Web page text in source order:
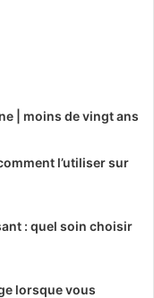
| moins de vingt ans
l’utiliser sur
: quel soin choisir
lorsque vous